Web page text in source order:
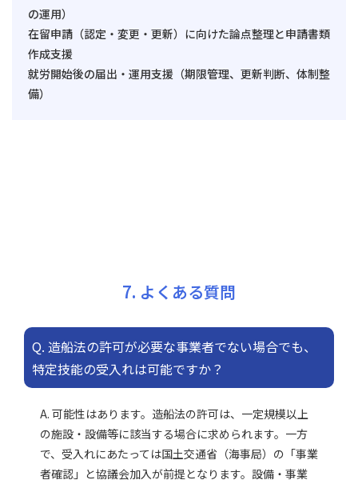
の運用）
在留申請（認定・変更・更新）に向けた論点整理と申請書類
作成支援
就労開始後の届出・運用支援（期限管理、更新判断、体制整
備）
7. よくある質問
Q. 造船法の許可が必要な事業者でない場合でも、
特定技能の受入れは可能ですか？
A. 可能性はあります。造船法の許可は、一定規模以上
の施設・設備等に該当する場合に求められます。一方
で、受入れにあたっては国土交通省（海事局）の「事業
者確認」と協議会加入が前提となります。設備・事業